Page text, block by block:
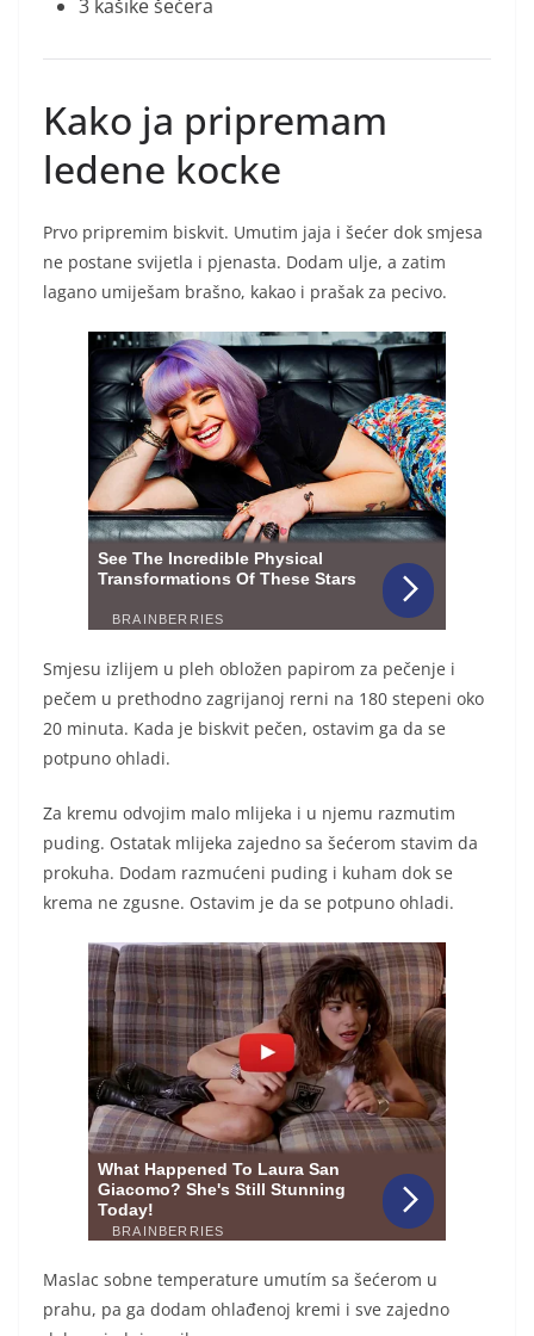
3 kašike šećera
Kako ja pripremam
ledene kocke
Prvo pripremim biskvit. Umutim jaja i šećer dok smjesa
ne postane svijetla i pjenasta. Dodam ulje, a zatim
lagano umiješam brašno, kakao i prašak za pecivo.
Smjesu izlijem u pleh obložen papirom za pečenje i
pečem u prethodno zagrijanoj rerni na 180 stepeni oko
20 minuta. Kada je biskvit pečen, ostavim ga da se
potpuno ohladi.
Za kremu odvojim malo mlijeka i u njemu razmutim
puding. Ostatak mlijeka zajedno sa šećerom stavim da
prokuha. Dodam razmućeni puding i kuham dok se
krema ne zgusne. Ostavim je da se potpuno ohladi.
Maslac sobne temperature umutím sa šećerom u
prahu, pa ga dodam ohlađenoj kremi i sve zajedno